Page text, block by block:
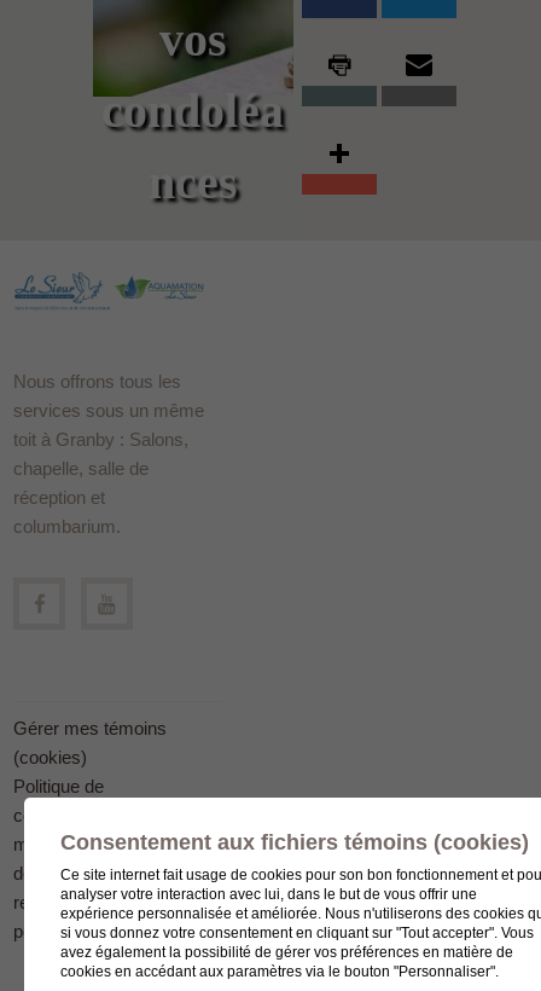
vos
condoléa
nces
Nous offrons tous les
services sous un même
toit à Granby : Salons,
chapelle, salle de
réception et
columbarium.
Gérer mes témoins
(cookies)
Politique de
confidentialité en
matière
de protection des
renseignements
personnels
Consentement aux fichiers témoins (cookies)
Ce site internet fait usage de cookies pour son bon fonctionnement et
analyser votre interaction avec lui, dans le but de vous offrir une
expérience personnalisée et améliorée. Nous n'utiliserons des cookies
si vous donnez votre consentement en cliquant sur "Tout accepter". Vous
avez également la possibilité de gérer vos préférences en matière de
cookies en accédant aux paramètres via le bouton "Personnaliser".